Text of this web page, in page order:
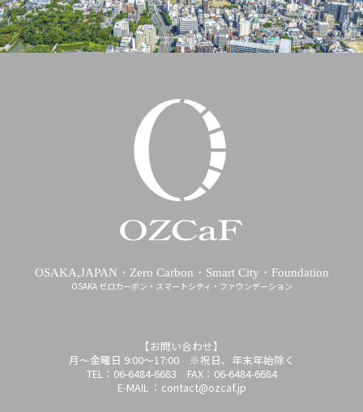
OSAKA,JAPAN・Zero Carbon・Smart City・Foundation
OSAKA ゼロカーボン・スマートシティ・ファウンデーション
【お問い合わせ】
月～金曜日 9:00～17:00 ※祝日、年末年始除く
TEL：06-6484-6683 FAX：06-6484-6684
E-MAIL ：contact@ozcaf.jp